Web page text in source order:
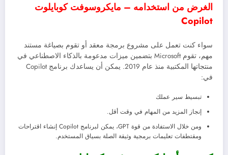
الغرض من استخدامه – مايكروسوفت كوبايلوت
Copilot
سواء كنت تعمل على مشروع برمجة معقد أو تقوم بصياغة مستند
مهم، تقوم Microsoft بتضمين ميزات مدعومة بالذكاء الاصطناعي في
منتجاتها المكتبية منذ عام 2019. يمكن أن يساعدك برنامج Copilot
في:
تبسيط سير عملك
إنجاز المزيد من المهام في وقت أقل.
ومن خلال الاستفادة من قوة GPT، يمكن لبرنامج Copilot إنشاء اقتراحات
ومقتطفات تعليمات برمجية وثيقة الصلة بسياق المستخدم.